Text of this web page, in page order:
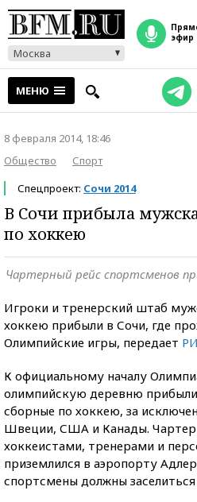
Москва
прямой
эфир
МЕНЮ
8 февраля 2014, 18:46
Общество
Спорт
Спецпроект: Сочи 2014
В Сочи прибыла
по хоккею
Чартерный рейс спортсменов
Игроки и тренерский штаб
хоккею прибыли в Сочи, где
Олимпийские игры, передает
К официальному началу
олимпийскую деревню
сборные по хоккею, за
Швеции, США и Канады.
хоккеистами, тренерами и
приземлился в аэропорту
спортсмены должны